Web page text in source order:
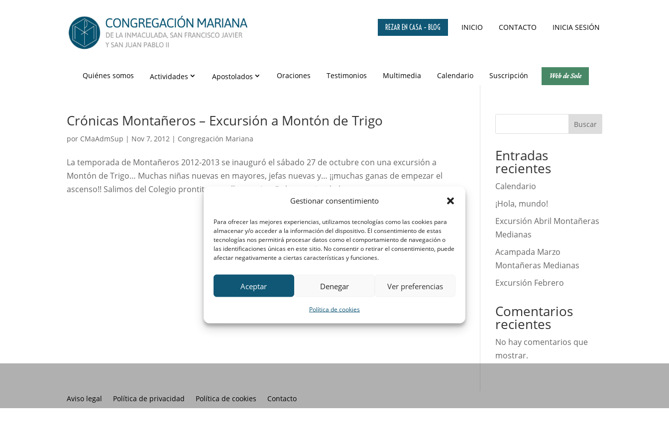
Gestionar consentimiento
Para ofrecer las mejores experiencias, utilizamos tecnologías como las cookies para
almacenar y/o acceder a la información del dispositivo. El consentimiento de estas
tecnologías nos permitirá procesar datos como el comportamiento de navegación o
las identificaciones únicas en este sitio. No consentir o retirar el consentimiento, puede
afectar negativamente a ciertas características y funciones.
Aceptar Denegar Ver preferencias
Política de cookies
REZAR EN CASA – BLOG INICIO CONTACTO INICIA SESIÓN
Quiénes somos Actividades Apostolados Oraciones Testimonios Multimedia Calendario Suscripción Web de Sole
Crónicas Montañeros – Excursión a Montón de Trigo
por CMaAdmSup | Nov 7, 2012 | Congregación Mariana
La temporada de Montañeros 2012-2013 se inauguró el sábado 27 de octubre con una excursión a
Montón de Trigo… Muchas niñas nuevas en mayores, jefas nuevas y… ¡¡muchas ganas de empezar el
ascenso!! Salimos del Colegio prontito para llegar a Las Dehesas, siendo la...
Buscar
Entradas
recientes
Calendario
¡Hola, mundo!
Excursión Abril Montañeras
Medianas
Acampada Marzo
Montañeras Medianas
Excursión Febrero
Comentarios
recientes
No hay comentarios que
mostrar.
Aviso legal Política de privacidad Política de cookies Contacto